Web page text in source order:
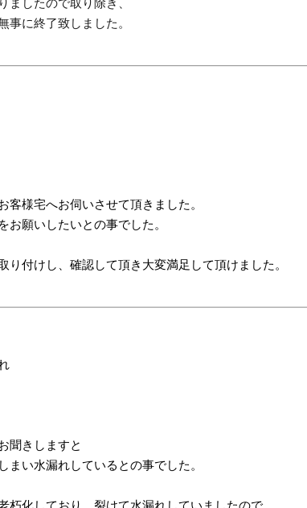
ましたので取り除き、
事に終了致しました。
客様宅へお伺いさせて頂きました。
お願いしたいとの事でした。
り付けし、確認して頂き大変満足して頂けました。
聞きしますと
まい水漏れしているとの事でした。
朽化しており、裂けて水漏れしていましたので、